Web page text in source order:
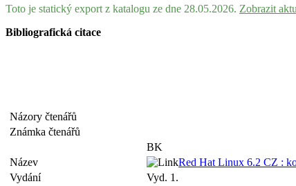
Toto je statický export z katalogu ze dne 28.05.2026. Zobrazit
Bibliografická citace
Názory čtenářů
Známka čtenářů
BK
Název
Red Hat Linux 6.2 CZ :
Vydání
Vyd. 1.